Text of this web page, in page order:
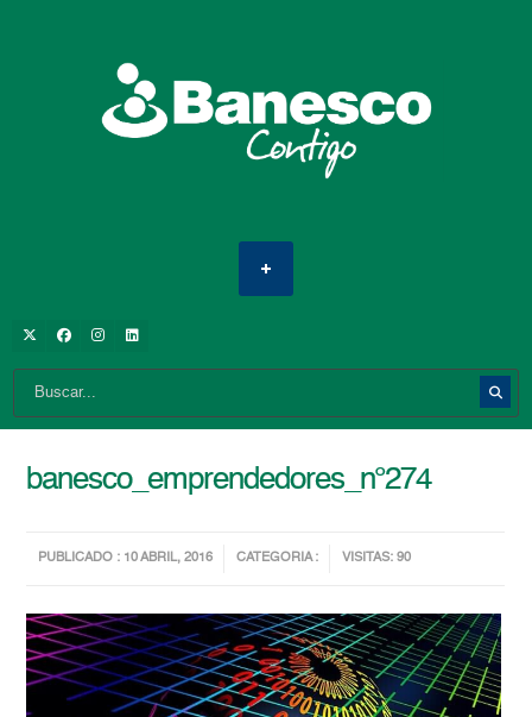
banesco_emprendedores_n°274
PUBLICADO : 10 ABRIL, 2016 CATEGORIA : VISITAS: 90